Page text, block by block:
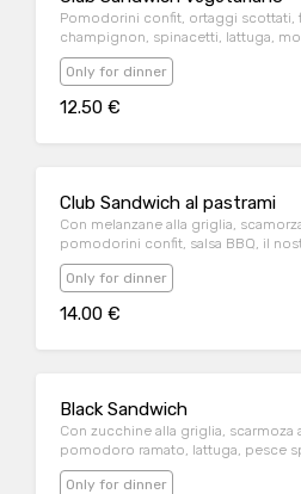
Pomodorini confit, ortaggi scottati,
champignon, spinacetti, lattuga,
Only for dinner
12.50 €
Club Sandwich al pastrami
Con melanzane alla griglia,
pomodorini confit, salsa BBQ, il
salsa rosa
Only for dinner
14.00 €
Black Sandwich
Con zucchine alla griglia, scarmoza
pomodoro ramato, lattuga, pesce
maionese al limone
Only for dinner